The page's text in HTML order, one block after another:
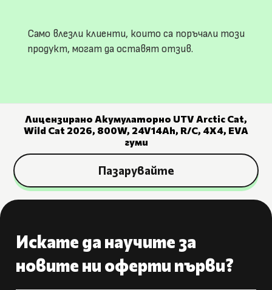
Само влезли клиенти, които са поръчали този
продукт, могат да оставят отзив.
Лицензирано Акумулаторно UTV Arctic Cat,
Wild Cat 2026, 800W, 24V14Ah, R/C, 4X4, EVA
гуми
Пазарувайте
Искате да научите за
новите ни оферти първи?